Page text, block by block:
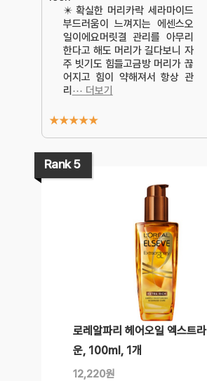
✴️ 확실한 머리카락 세라마이드
부드러움이 느껴지는 에센스오
일이에요머릿결 관리를 아무리
한다고 해도 머리가 길다보니 자
주 빗기도 힘들고금방 머리가 끊
어지고 힘이 약해져서 항상 관
리 ⋯ 더보기
★★★★★
Rank 5
로레알파리 헤어오일 엑스트
운, 100ml, 1개
12,220원